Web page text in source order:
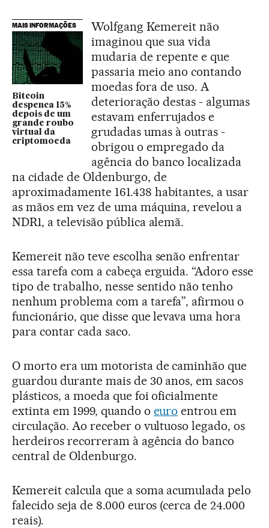
MAIS INFORMAÇÕES
Bitcoin
despenca 15%
depois de um
grande roubo
virtual da
criptomoeda
Wolfgang Kemereit não
imaginou que sua vida
mudaria de repente e que
passaria meio ano contando
moedas fora de uso. A
deterioração destas - algumas
estavam enferrujados e
grudadas umas à outras -
obrigou o empregado da
agência do banco localizada
na cidade de Oldenburgo, de
aproximadamente 161.438 habitantes, a usar
as mãos em vez de uma máquina, revelou a
NDR1, a televisão pública alemã.
Kemereit não teve escolha senão enfrentar
essa tarefa com a cabeça erguida. “Adoro esse
tipo de trabalho, nesse sentido não tenho
nenhum problema com a tarefa”, afirmou o
funcionário, que disse que levava uma hora
para contar cada saco.
O morto era um motorista de caminhão que
guardou durante mais de 30 anos, em sacos
plásticos, a moeda que foi oficialmente
extinta em 1999, quando o euro entrou em
circulação. Ao receber o vultuoso legado, os
herdeiros recorreram à agência do banco
central de Oldenburgo.
Kemereit calcula que a soma acumulada pelo
falecido seja de 8.000 euros (cerca de 24.000
reais).